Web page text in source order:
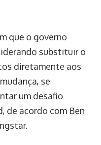
que o governo
substituir o
diretamente aos
se
um desafio
de acordo com Ben